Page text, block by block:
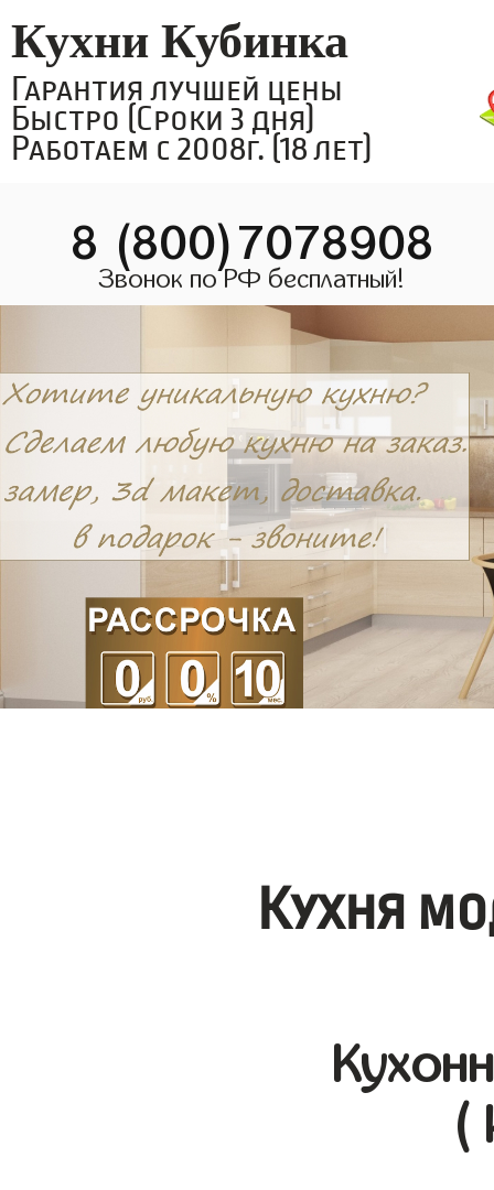
Кухни Кубинка
Гарантия лучшей цены
Быстро (Сроки 3 дня)
Работаем с 2008г. (18 лет)
8 (800)7078908
Звонок по РФ бесплатный!
Кухня
(